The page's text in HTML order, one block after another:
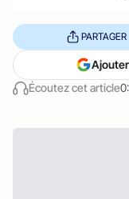
Écoutez cet article
PARTAGER